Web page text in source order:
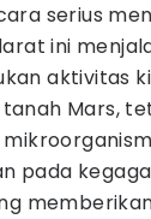
serius
ini
aktivitas
Mars,
pada